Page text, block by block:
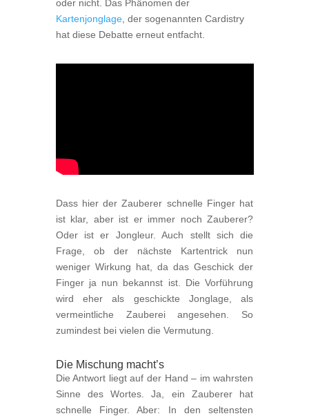
oder nicht. Das Phänomen der
Kartenjonglage, der sogenannten Cardistry
hat diese Debatte erneut entfacht.
Dass hier der Zauberer schnelle Finger hat
ist klar, aber ist er immer noch Zauberer?
Oder ist er Jongleur. Auch stellt sich die
Frage, ob der nächste Kartentrick nun
weniger Wirkung hat, da das Geschick der
Finger ja nun bekannst ist. Die Vorführung
wird eher als geschickte Jonglage, als
vermeintliche Zauberei angesehen. So
zumindest bei vielen die Vermutung.
Die Mischung macht’s
Die Antwort liegt auf der Hand – im wahrsten
Sinne des Wortes. Ja, ein Zauberer hat
schnelle Finger. Aber: In den seltensten